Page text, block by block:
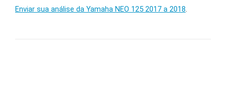
Enviar sua análise da Yamaha NEO 125 2017 a 2018.